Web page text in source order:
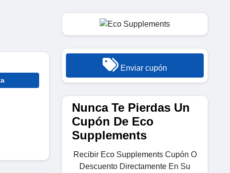
Enviar cupón
Nunca Te Pierdas Un
Cupón De Eco
Supplements
Recibir Eco Supplements Cupón O
Descuento Directamente En Su